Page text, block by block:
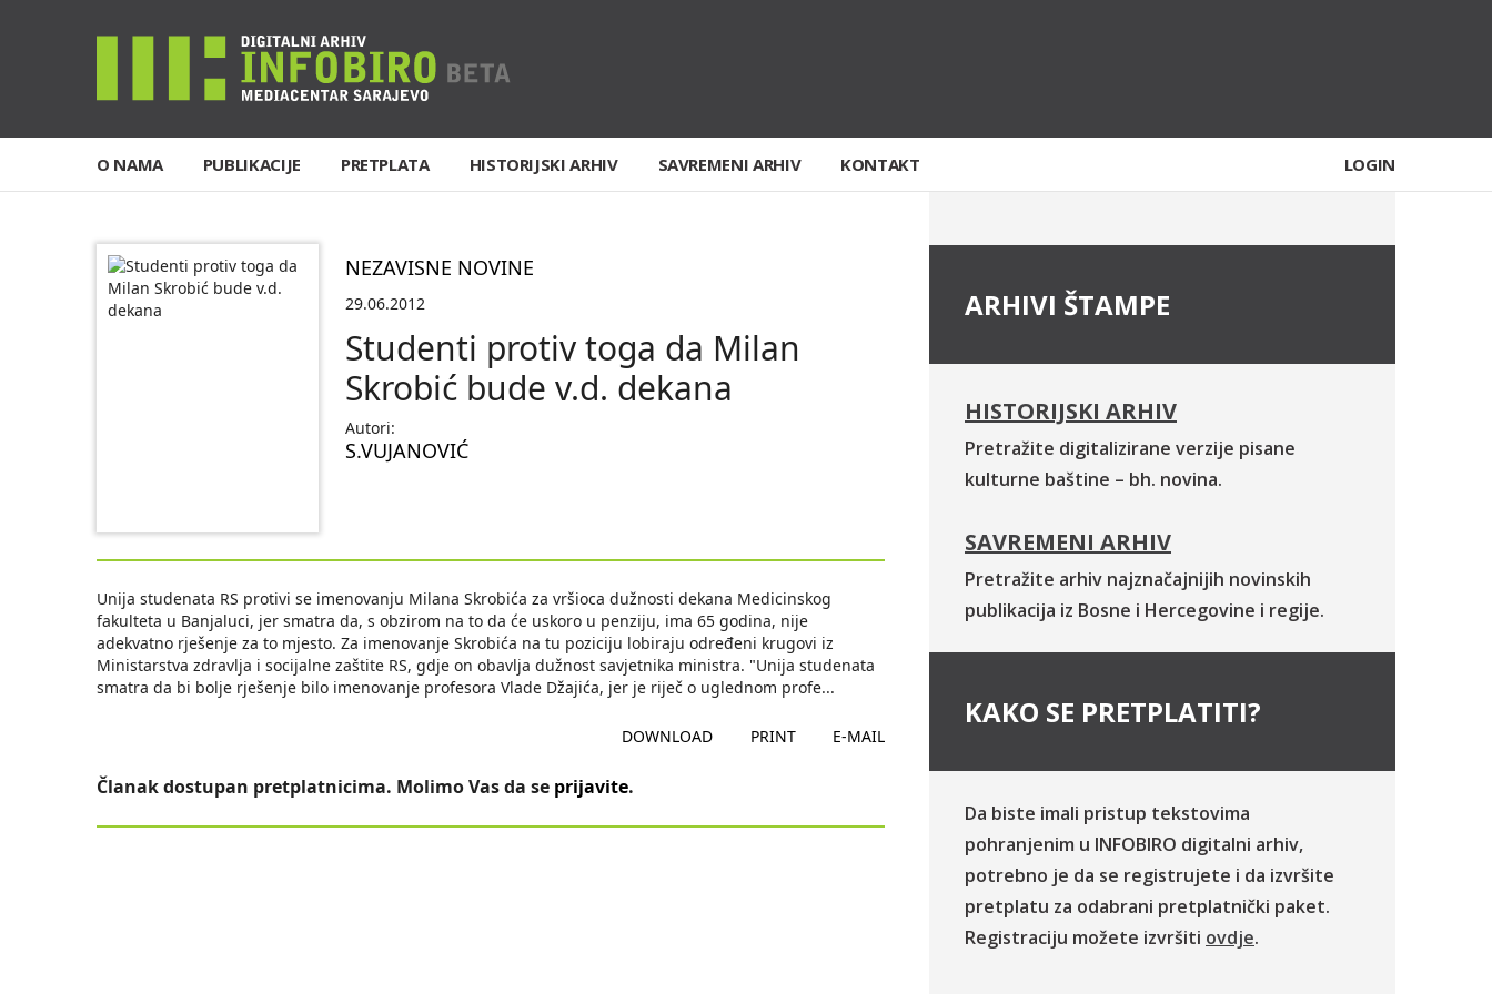
O NAMA PUBLIKACIJE PRETPLATA HISTORIJSKI ARHIV SAVREMENI ARHIV KONTAKT LOGIN
NEZAVISNE NOVINE
29.06.2012
Studenti protiv toga da Milan
Skrobić bude v.d. dekana
Autori:
S.VUJANOVIĆ
Unija studenata RS protivi se imenovanju Milana Skrobića za vršioca dužnosti dekana Medicinskog
fakulteta u Banjaluci, jer smatra da, s obzirom na to da će uskoro u penziju, ima 65 godina, nije
adekvatno rješenje za to mjesto. Za imenovanje Skrobića na tu poziciju lobiraju određeni krugovi iz
Ministarstva zdravlja i socijalne zaštite RS, gdje on obavlja dužnost savjetnika ministra. "Unija studenata
smatra da bi bolje rješenje bilo imenovanje profesora Vlade Džajića, jer je riječ o uglednom profe...
DOWNLOAD PRINT E-MAIL
Članak dostupan pretplatnicima. Molimo Vas da se prijavite.
ARHIVI ŠTAMPE
HISTORIJSKI ARHIV
Pretražite digitalizirane verzije pisane
kulturne baštine – bh. novina.
SAVREMENI ARHIV
Pretražite arhiv najznačajnijih novinskih
publikacija iz Bosne i Hercegovine i regije.
KAKO SE PRETPLATITI?
Da biste imali pristup tekstovima
pohranjenim u INFOBIRO digitalni arhiv,
potrebno je da se registrujete i da izvršite
pretplatu za odabrani pretplatnički paket.
Registraciju možete izvršiti ovdje.